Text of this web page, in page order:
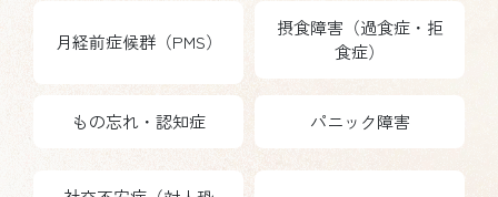
月経前症候群（PMS）
摂食障害（過食症・拒
食症）
もの忘れ・認知症 パニック障害